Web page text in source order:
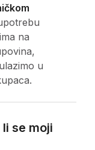
na
u
se moji